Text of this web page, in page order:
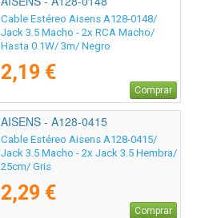
Cable Estéreo Aisens A128-0148/
Jack 3.5 Macho - 2x RCA Macho/
Hasta 0.1W/ 3m/ Negro
2,19 €
Comprar
AISENS - A128-0415
Cable Estéreo Aisens A128-0415/
Jack 3.5 Macho - 2x Jack 3.5 Hembra/
25cm/ Gris
2,29 €
Comprar